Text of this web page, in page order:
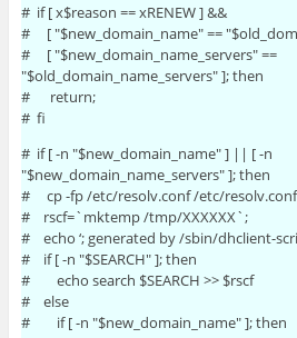
# if [ x$reason == xRENEW ] &&
# [ "$new_domain_name" ==
# [ "$new_domain_name_servers" ==
"$old_domain_name_servers" ]; then
# return;
# fi
# if [ -n "$new_domain_name" ] || [ -n
"$new_domain_name_servers" ]; then
# cp -fp /etc/resolv.conf /etc/
# rscf=`mktemp /tmp/XXXXXX`;
# echo ‘; generated by /sbin/dhclient-
# if [ -n "$SEARCH" ]; then
# echo search $SEARCH >> $rscf
# else
# if [ -n "$new_domain_name" ]; then